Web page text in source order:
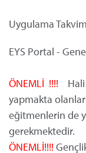
Uygulama
EYS Portal -
ÖNEMLİ !!!! Hali
yapmakta
eğitmenlerin de
gerekmektedir.
ÖNEMLİ!!!!